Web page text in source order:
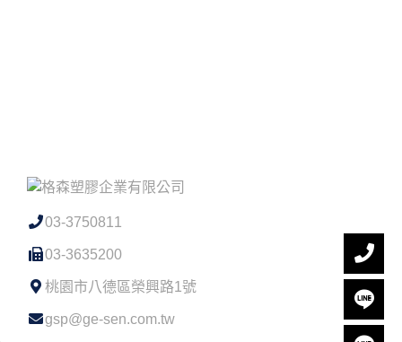
03-3750811
03-3635200
桃園市八德區榮興路1號
gsp@ge-sen.com.tw